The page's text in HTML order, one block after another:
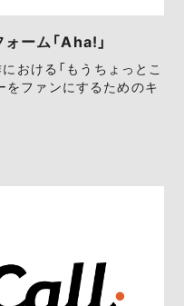
ーム「Aha!」
おける「もうちょっとこ
をファンにするためのキ